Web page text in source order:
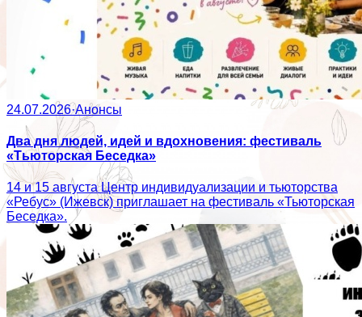
24.07.2026·Анонсы
Два дня людей, идей и вдохновения: фестиваль
«Тьюторская Беседка»
14 и 15 августа Центр индивидуализации и тьюторства
«Ребус» (Ижевск) приглашает на фестиваль «Тьюторская
Беседка».